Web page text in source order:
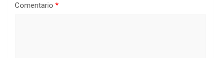
Comentario *